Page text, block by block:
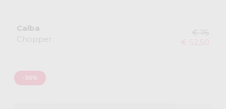
Calba
Chopper
€ 75
€ 52,50
-30%